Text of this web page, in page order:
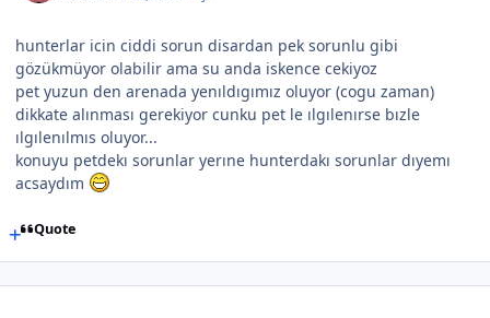
hunterlar icin ciddi sorun disardan pek sorunlu gibi
gözükmüyor olabilir ama su anda iskence cekiyoz
pet yuzun den arenada yenıldıgımız oluyor (cogu zaman)
dikkate alınması gerekiyor cunku pet le ılgılenırse bızle
ılgılenılmıs oluyor...
konuyu petdekı sorunlar yerıne hunterdakı sorunlar dıyemı
acsaydım
Quote